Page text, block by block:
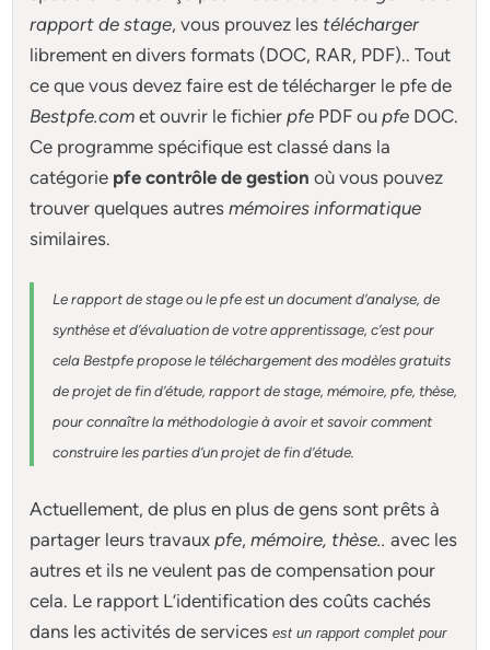
rapport de stage, vous prouvez les télécharger
librement en divers formats (DOC, RAR, PDF).. Tout
ce que vous devez faire est de télécharger le pfe de
Bestpfe.com et ouvrir le fichierpfe PDF oupfe DOC.
Ce programme spécifique est classé dans la
catégorie pfe contrôle de gestion où vous pouvez
trouver quelques autresmémoires informatique
similaires.
Le rapport de stage ou le pfe est un document d’analyse, de
synthèse et d’évaluation de votre apprentissage, c’est pour
cela Bestpfepropose le téléchargement des modèles gratuits
de projet de fin d’étude, rapport de stage, mémoire, pfe, thèse,
pour connaître la méthodologie à avoir et savoir comment
construire les parties d’un projet de fin d’étude
Actuellement, de plus en plus de gens sont prêts à
partager leurs travauxpfe,mémoire, thèse.. avec les
autres et ils ne veulent pas de compensation pour
cela. Le rapport L’identification des coûts cachés
dans les activités de servicesest un rapport complet pour